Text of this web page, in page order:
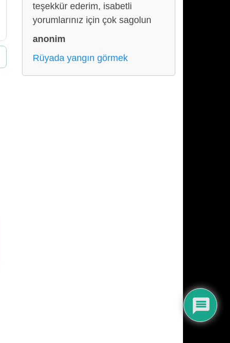
teşekkür ederim, isabetli
yorumlarınız için çok sagolun
anonim
Rüyada yangın görmek